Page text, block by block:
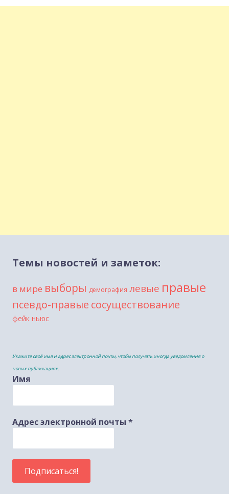
Темы новостей и заметок:
в мире выборы демография левые правые
псевдо-правые сосуществование
фейк ньюс
Укажите своё имя и адрес электронной почты, чтобы получать иногда уведомления о
новых публикациях.
Имя
Адрес электронной почты *